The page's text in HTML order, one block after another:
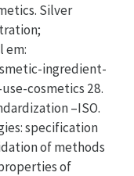
Silver
em:
ingredient-
cosmetics 28.
–ISO.
specification
of methods
of